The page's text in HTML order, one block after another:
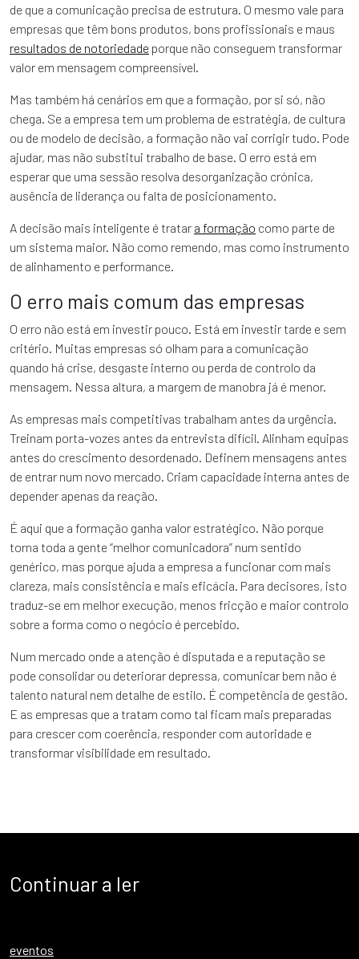
de que a comunicação precisa de estrutura. O mesmo vale para
empresas que têm bons produtos, bons profissionais e maus
resultados de notoriedade porque não conseguem transformar
valor em mensagem compreensível.
Mas também há cenários em que a formação, por si só, não
chega. Se a empresa tem um problema de estratégia, de cultura
ou de modelo de decisão, a formação não vai corrigir tudo. Pode
ajudar, mas não substitui trabalho de base. O erro está em
esperar que uma sessão resolva desorganização crónica,
ausência de liderança ou falta de posicionamento.
A decisão mais inteligente é tratar a formação como parte de
um sistema maior. Não como remendo, mas como instrumento
de alinhamento e performance.
O erro mais comum das empresas
O erro não está em investir pouco. Está em investir tarde e sem
critério. Muitas empresas só olham para a comunicação
quando há crise, desgaste interno ou perda de controlo da
mensagem. Nessa altura, a margem de manobra já é menor.
As empresas mais competitivas trabalham antes da urgência.
Treinam porta-vozes antes da entrevista difícil. Alinham equipas
antes do crescimento desordenado. Definem mensagens antes
de entrar num novo mercado. Criam capacidade interna antes de
depender apenas da reação.
É aqui que a formação ganha valor estratégico. Não porque
torna toda a gente “melhor comunicadora” num sentido
genérico, mas porque ajuda a empresa a funcionar com mais
clareza, mais consistência e mais eficácia. Para decisores, isto
traduz-se em melhor execução, menos fricção e maior controlo
sobre a forma como o negócio é percebido.
Num mercado onde a atenção é disputada e a reputação se
pode consolidar ou deteriorar depressa, comunicar bem não é
talento natural nem detalhe de estilo. É competência de gestão.
E as empresas que a tratam como tal ficam mais preparadas
para crescer com coerência, responder com autoridade e
transformar visibilidade em resultado.
Continuar a ler
eventos